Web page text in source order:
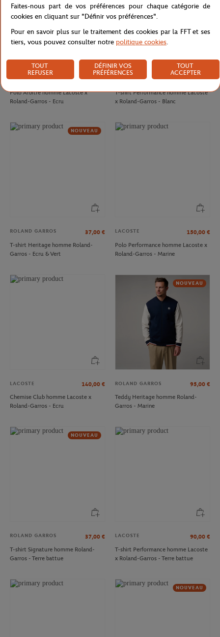
LACOSTE 140,00 €
Polo Arbitre homme Lacoste x
Roland-Garros - Ecru
LACOSTE 90,00 €
T-shirt Performance homme Lacoste
x Roland-Garros - Blanc
NOUVEAU
ROLAND GARROS 37,00 €
T-shirt Heritage homme Roland-
Garros - Ecru & Vert
LACOSTE 150,00 €
Polo Performance homme Lacoste x
Roland-Garros - Marine
LACOSTE 140,00 €
Chemise Club homme Lacoste x
Roland-Garros - Ecru
NOUVEAU
ROLAND GARROS 95,00 €
Teddy Heritage homme Roland-
Garros - Marine
NOUVEAU
ROLAND GARROS 37,00 €
T-shirt Signature homme Roland-
Garros - Terre battue
LACOSTE 90,00 €
T-shirt Performance homme Lacoste
x Roland-Garros - Terre battue
NOUVEAU
Faites-nous part de vos préférences pour chaque catégorie de
cookies en cliquant sur "Définir vos préférences".
Pour en savoir plus sur le traitement des cookies par la FFT et ses
tiers, vous pouvez consulter notre politique cookies.
TOUT
REFUSER
DÉFINIR VOS
PRÉFÉRENCES
TOUT
ACCEPTER